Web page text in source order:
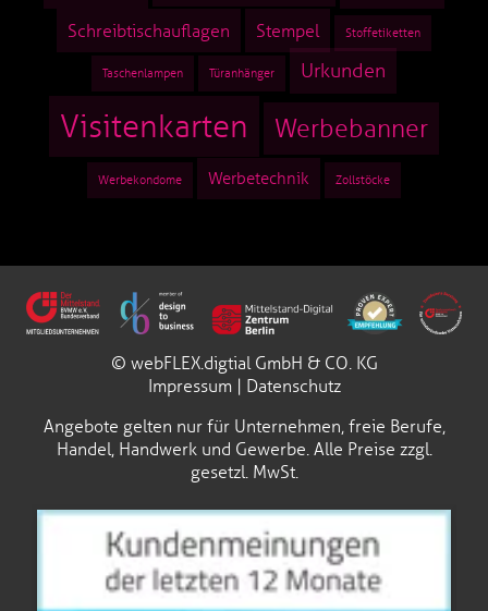
Schreibtischauflagen Stempel Stoffetiketten
Taschenlampen Türanhänger Urkunden
Visitenkarten Werbebanner
Werbekondome Werbetechnik Zollstöcke
© webFLEX.digtial GmbH & CO. KG
Impressum| Datenschutz
Angebote gelten nur für Unternehmen, freie Berufe,
Handel, Handwerk und Gewerbe. Alle Preise zzgl.
gesetzl. MwSt.